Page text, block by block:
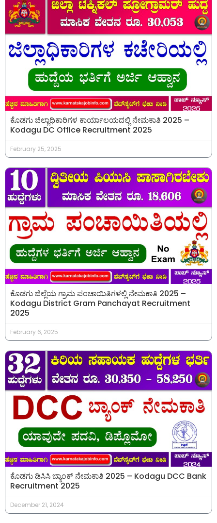
ಕೊಡಗು ಜಿಲ್ಲಾಧಿಕಾರಿಗಳ ಕಾರ್ಯಾಲಯದಲ್ಲಿ ನೇಮಕಾತಿ 2025 –
Kodagu DC Office Recruitment 2025
February 25, 2025
ಕೊಡಗು ಜಿಲ್ಲೆಯ ಗ್ರಾಮ ಪಂಚಾಯಿತಿಗಳಲ್ಲಿ ನೇಮಕಾತಿ 2025 –
Kodagu District Gram Panchayat Recruitment
2025
February 6, 2025
ಕೊಡಗು ಡಿಸಿಸಿ ಬ್ಯಾಂಕ್ ನೇಮಕಾತಿ 2025 – Kodagu DCC Bank
Recruitment 2025
December 21, 2024